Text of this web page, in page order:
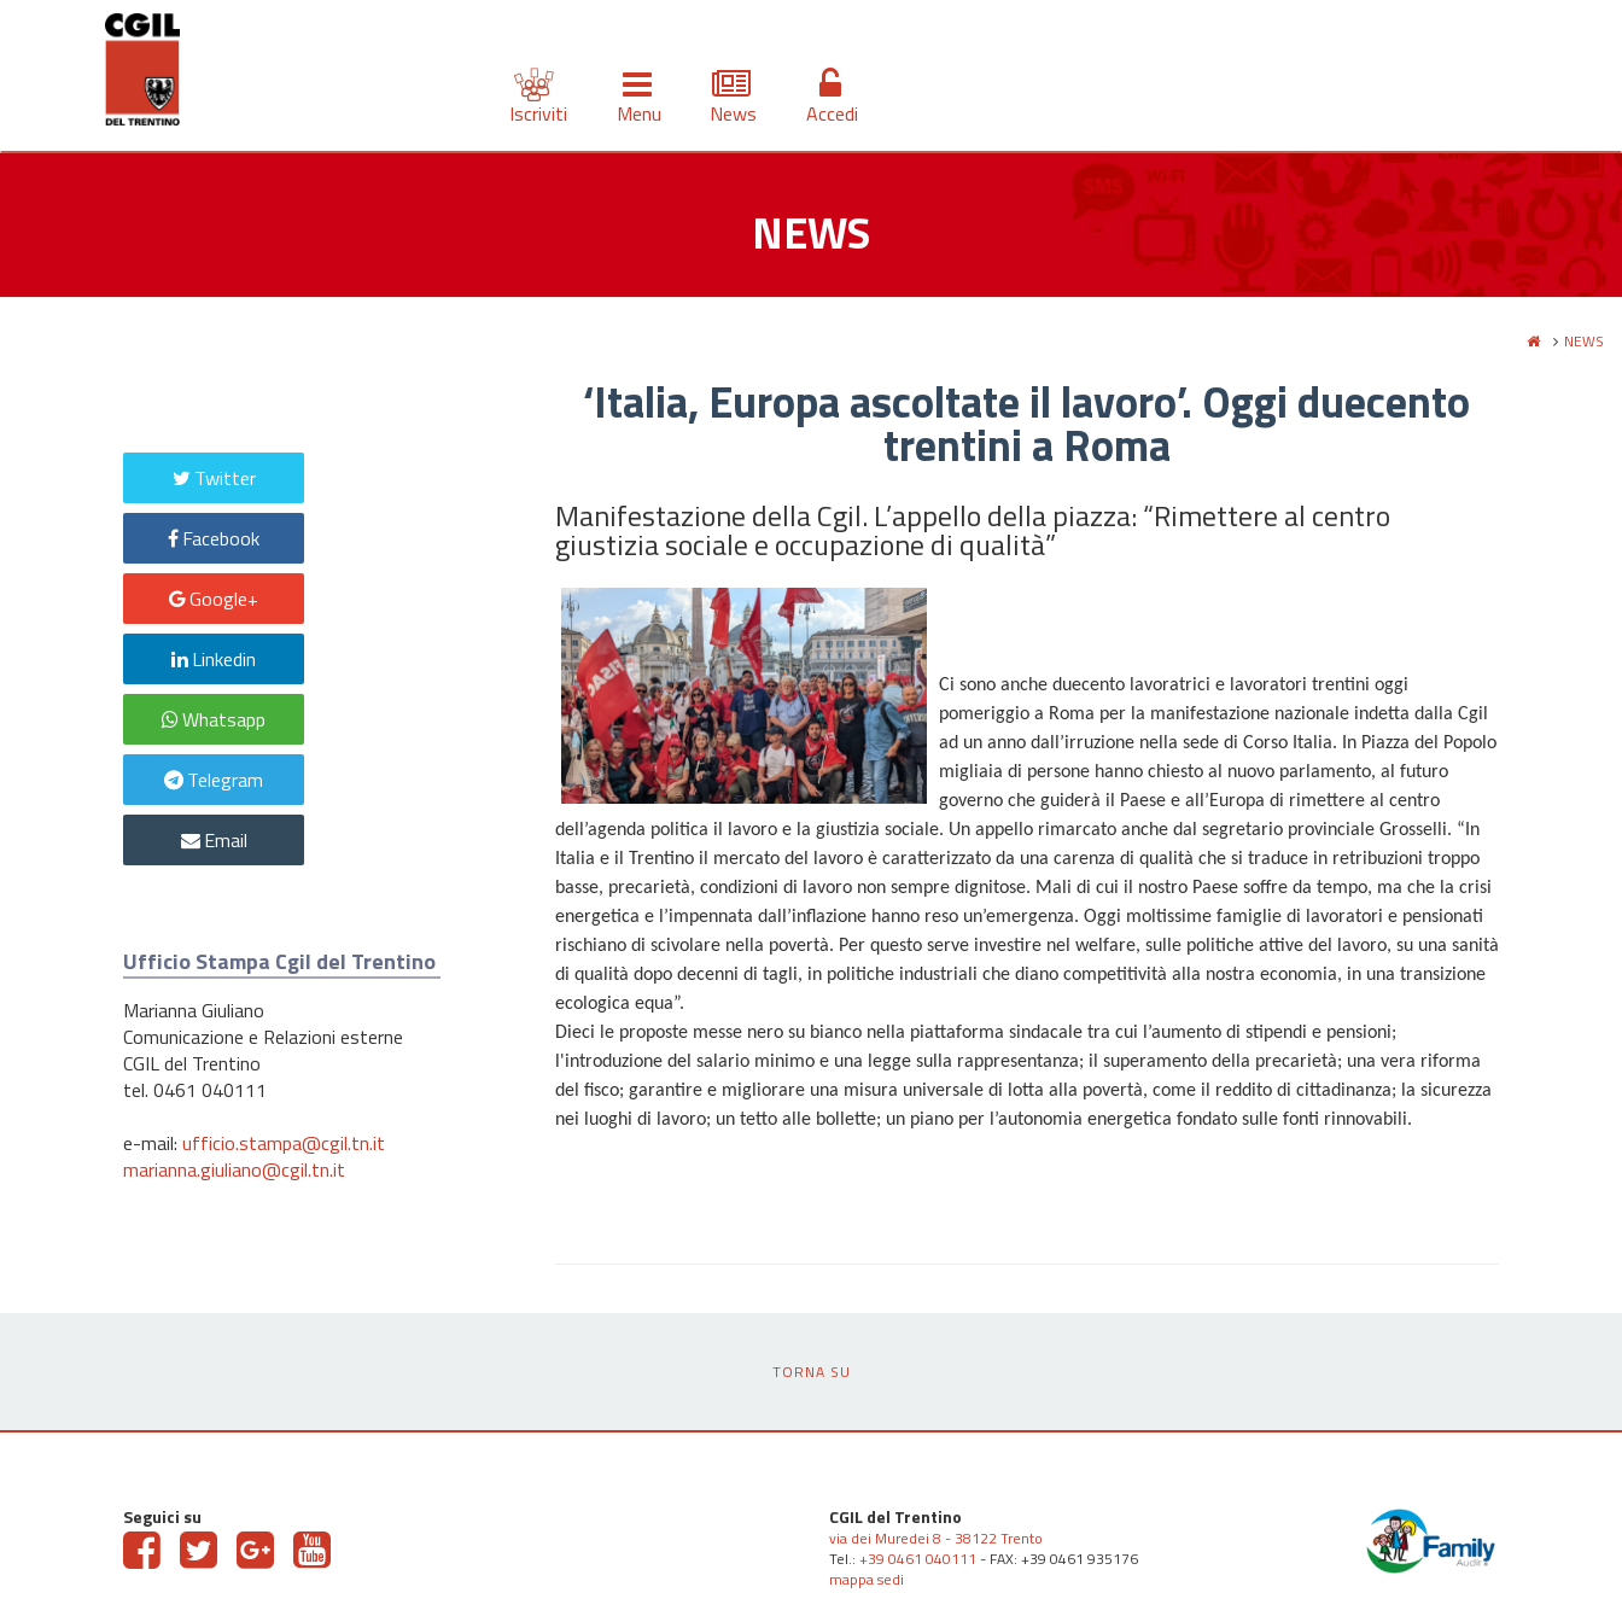
Iscriviti Menu News Accedi
NEWS
NEWS
‘Italia, Europa ascoltate il lavoro’. Oggi duecento
trentini a Roma
Manifestazione della Cgil. L’appello della piazza: “Rimettere al centro
giustizia sociale e occupazione di qualità”
Ci sono anche duecento lavoratrici e lavoratori trentini oggi
pomeriggio a Roma per la manifestazione nazionale indetta dalla Cgil
ad un anno dall’irruzione nella sede di Corso Italia. In Piazza del Popolo
migliaia di persone hanno chiesto al nuovo parlamento, al futuro
governo che guiderà il Paese e all’Europa di rimettere al centro
dell’agenda politica il lavoro e la giustizia sociale. Un appello rimarcato anche dal segretario provinciale Grosselli. “In
Italia e il Trentino il mercato del lavoro è caratterizzato da una carenza di qualità che si traduce in retribuzioni troppo
basse, precarietà, condizioni di lavoro non sempre dignitose. Mali di cui il nostro Paese soffre da tempo, ma che la crisi
energetica e l’impennata dall’inflazione hanno reso un’emergenza. Oggi moltissime famiglie di lavoratori e pensionati
rischiano di scivolare nella povertà. Per questo serve investire nel welfare, sulle politiche attive del lavoro, su una sanità
di qualità dopo decenni di tagli, in politiche industriali che diano competitività alla nostra economia, in una transizione
ecologica equa”.
Dieci le proposte messe nero su bianco nella piattaforma sindacale tra cui l’aumento di stipendi e pensioni;
l'introduzione del salario minimo e una legge sulla rappresentanza; il superamento della precarietà; una vera riforma
del fisco; garantire e migliorare una misura universale di lotta alla povertà, come il reddito di cittadinanza; la sicurezza
nei luoghi di lavoro; un tetto alle bollette; un piano per l’autonomia energetica fondato sulle fonti rinnovabili.
Twitter
Facebook
Google+
Linkedin
Whatsapp
Telegram
Email
Ufficio Stampa Cgil del Trentino
Marianna Giuliano
Comunicazione e Relazioni esterne
CGIL del Trentino
tel. 0461 040111
e-mail: ufficio.stampa@cgil.tn.it
marianna.giuliano@cgil.tn.it
TORNA SU
Seguici su CGIL del Trentino
via dei Muredei 8 - 38122 Trento
Tel.: +39 0461 040111 - FAX: +39 0461 935176
mappa sedi